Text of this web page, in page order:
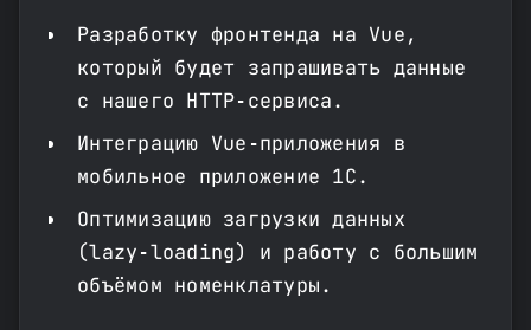
Разработку фронтенда на Vue,
который будет запрашивать данные
с нашего HTTP‑сервиса.
Интеграцию Vue‑приложения в
мобильное приложение 1С.
Оптимизацию загрузки данных
(lazy‑loading) и работу с большим
объёмом номенклатуры.